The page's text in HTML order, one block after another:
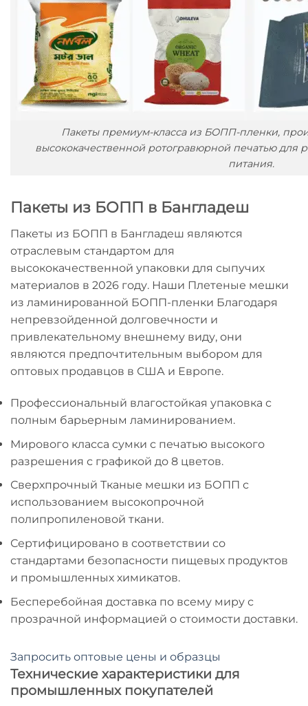
Пакеты премиум-класса из БОПП-пленки,
высококачественной ротогравюрной печатью для
питания.
Пакеты из БОПП в Бангладеш
Пакеты из БОПП в Бангладеш являются
отраслевым стандартом для
высококачественной упаковки для сыпучих
материалов в 2026 году. Наши Плетеные мешки
из ламинированной БОПП-пленки Благодаря
непревзойденной долговечности и
привлекательному внешнему виду, они
являются предпочтительным выбором для
оптовых продавцов в США и Европе.
Профессиональный влагостойкая упаковка с
полным барьерным ламинированием.
Мирового класса сумки с печатью высокого
разрешения с графикой до 8 цветов.
Сверхпрочный Тканые мешки из БОПП с
использованием высокопрочной
полипропиленовой ткани.
Сертифицировано в соответствии со
стандартами безопасности пищевых продуктов
и промышленных химикатов.
Бесперебойная доставка по всему миру с
прозрачной информацией о стоимости доставки.
Запросить оптовые цены и образцы
Технические характеристики для
промышленных покупателей